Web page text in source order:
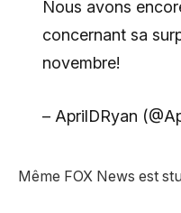
Nous avons
concernant sa
novembre!
– AprilDRyan
Même FOX News est